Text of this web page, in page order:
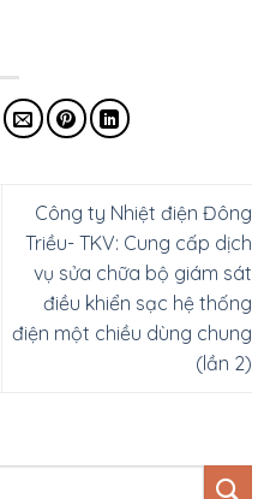
Công ty Nhiệt điện Đông
Triều- TKV: Cung cấp dịch
vụ sửa chữa bộ giám sát
điều khiển sạc hệ thống
điện một chiều dùng chung
(lần 2)